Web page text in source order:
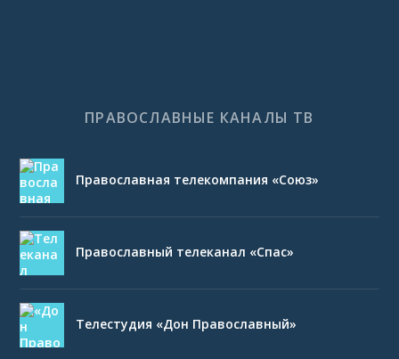
ПРАВОСЛАВНЫЕ КАНАЛЫ ТВ
Православная телекомпания «Союз»
Православный телеканал «Спас»
Телестудия «Дон Православный»